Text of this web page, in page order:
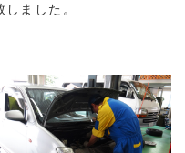
ました。